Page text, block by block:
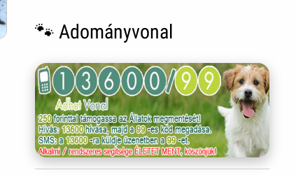
🐾 Adományvonal